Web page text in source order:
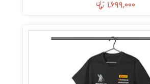
۱,۶۹۹,۰۰۰